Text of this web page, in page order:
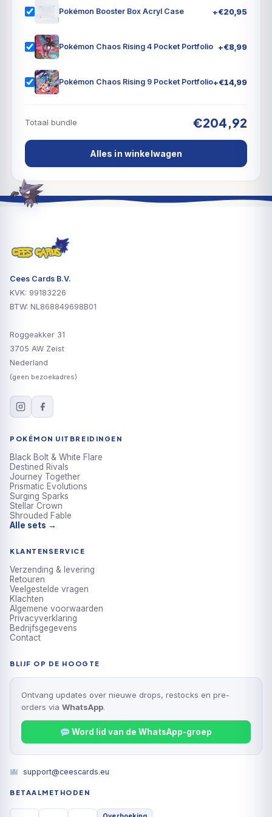
Violet-Paldean Fates- uitbreiding!
Pokémon Booster Box Acryl Case +€20,95
Pokémon Chaos Rising 4 Pocket Portfolio +€8,99
Pokémon Chaos Rising 9 Pocket Portfolio+€14,99
Totaal bundle €204,92
Alles in winkelwagen
Cees Cards B.V.
KVK: 99183226
BTW: NL868849698B01
Roggeakker 31
3705 AW Zeist
Nederland
(geen bezoekadres)
POKÉMON UITBREIDINGEN
Black Bolt & White Flare
Destined Rivals
Journey Together
Prismatic Evolutions
Surging Sparks
Stellar Crown
Shrouded Fable
Alle sets →
KLANTENSERVICE
Verzending & levering
Retouren
Veelgestelde vragen
Klachten
Algemene voorwaarden
Privacyverklaring
Bedrijfsgegevens
Contact
BLIJF OP DE HOOGTE
Ontvang updates over nieuwe drops, restocks en pre-
orders via WhatsApp.
Word lid van de WhatsApp-groep
support@ceescards.eu
BETAALMETHODEN